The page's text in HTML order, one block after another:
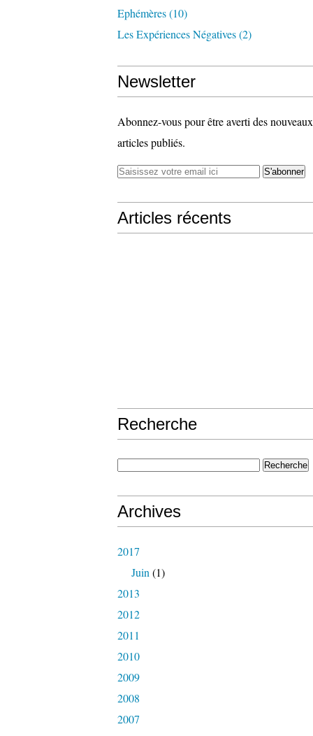
Ephémères(10)
Les Expériences Négatives(2)
Newsletter
Abonnez-vous pour être averti des nouveaux
articles publiés.
Articles récents
Recherche
Archives
2017
Juin (1)
2013
2012
2011
2010
2009
2008
2007